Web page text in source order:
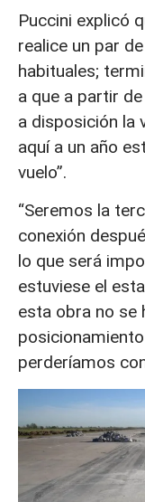
Puccini explicó
realice un par
habituales;
a que a partir
a disposición la
aquí a un año
vuelo”.
“Seremos la
conexión
lo que será
estuviese el
esta obra no se
perderíamos